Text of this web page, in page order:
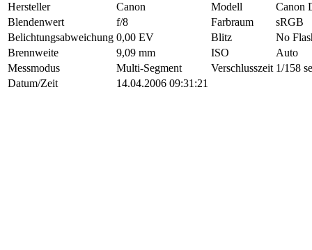
Hersteller Canon Modell
Canon
Blendenwert
f/8 Farbraum
sRGB
Belichtungsabweichung 0,00 EV Blitz
No
Brennweite
9,09 mm ISO
Auto
Messmodus
Multi-Segment Verschlusszeit 1/158
Datum/Zeit
14.04.2006 09:31:21